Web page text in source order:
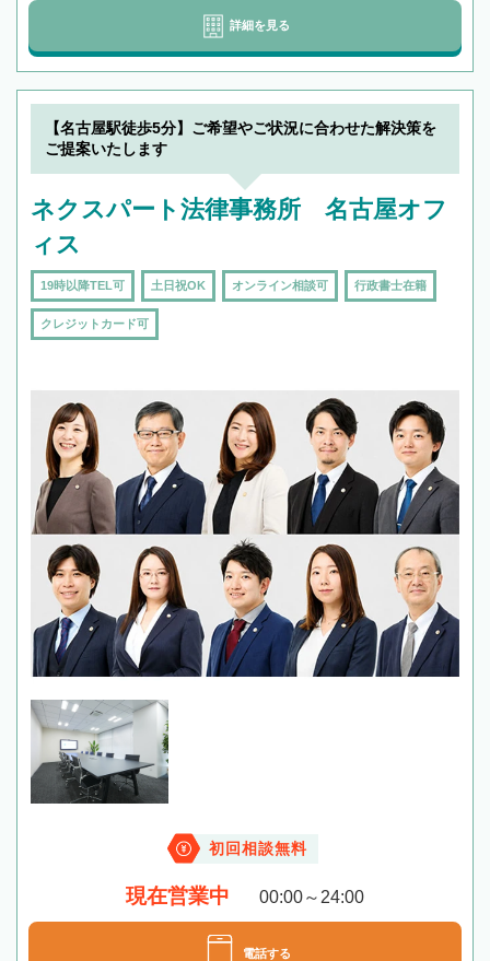
詳細を見る
【名古屋駅徒歩5分】ご希望やご状況に合わせた解決策を
ご提案いたします
ネクスパート法律事務所 名古屋オフ
ィス
19時以降TEL可 土日祝OK オンライン相談可 行政書士在籍
クレジットカード可
初回相談無料
現在営業中 00:00～24:00
電話する